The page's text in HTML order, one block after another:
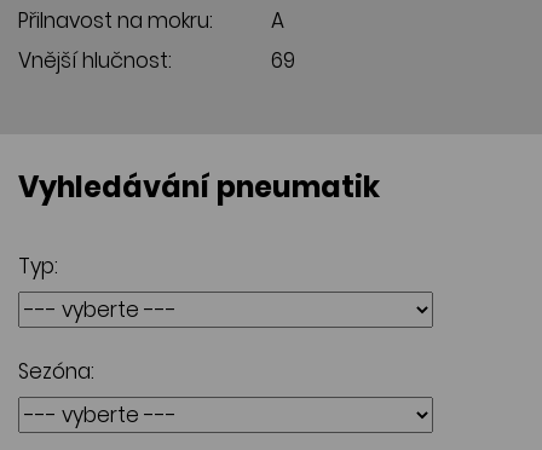
Přilnavost na mokru:
A
Vnější hlučnost:
69
Vyhledávání pneumatik
Typ:
Sezóna: